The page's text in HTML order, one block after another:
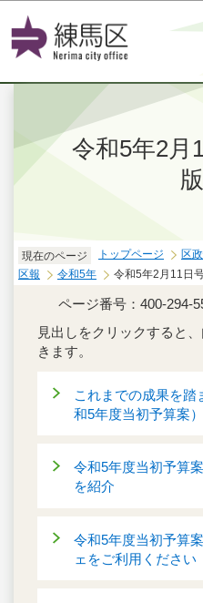
このペー
令和5年2月
版
現在のページ トップページ 区
区報
令和5年 令和5年2月11日
ページ番号：400-294-
見出しをクリックすると
きます。
これまでの成果を踏
和5年度当初予算案）
令和5年度当初予算
を紹介
令和5年度当初予算
ェをご利用ください